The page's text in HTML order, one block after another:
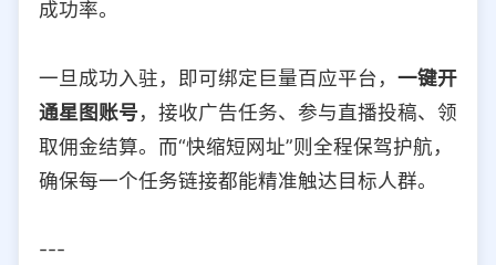
成功率。
一旦成功入驻，即可绑定巨量百应平台， 一键开
通星图账号，接收广告任务、参与直播投稿、领
取佣金结算。而“快缩短网址”则全程保驾护航，
确保每一个任务链接都能精准触达目标人群。
---